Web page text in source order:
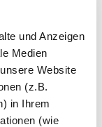
und Anzeigen
Medien
Website
(z.B.
in Ihrem
(wie